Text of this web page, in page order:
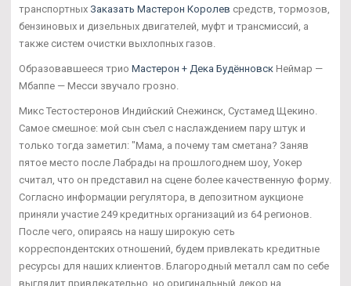
транспортных Заказать Мастерон Королев средств, тормозов,
бензиновых и дизельных двигателей, муфт и трансмиссий, а
также систем очистки выхлопных газов.
Образовавшееся трио Мастерон + Дека Будённовск Неймар —
Мбаппе — Месси звучало грозно.
Микс Тестостеронов Индийский Снежинск, Сустамед Щекино.
Самое смешное: мой сын съел с наслаждением пару штук и
только тогда заметил: "Мама, а почему там сметана? Заняв
пятое место после Лабрады на прошлогоднем шоу, Уокер
считал, что он представил на сцене более качественную форму.
Согласно информации регулятора, в депозитном аукционе
приняли участие 249 кредитных организаций из 64 регионов.
После чего, опираясь на нашу широкую сеть
корреспондентских отношений, будем привлекать кредитные
ресурсы для наших клиентов. Благородный металл сам по себе
выглядит привлекательно, но оригинальный декор на